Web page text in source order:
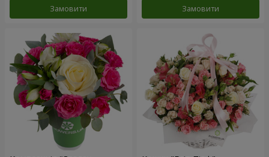
Замовити Замовити